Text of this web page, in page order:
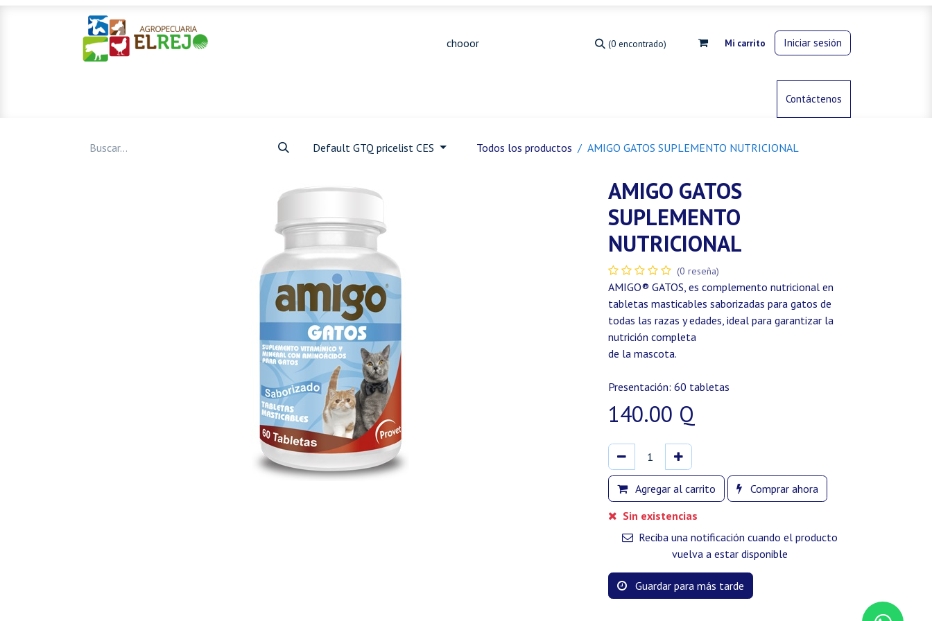
(0 encontrado) Mi carrito Iniciar sesión
Control de animalesContáctenos
Default GTQ pricelist CES Todos los productos AMIGO GATOS SUPLEMENTO NUTRICIONAL
AMIGO GATOS
SUPLEMENTO
NUTRICIONAL
(0 reseña)
AMIGO® GATOS, es complemento nutricional en
tabletas masticables saborizadas para gatos de
todas las razas y edades, ideal para garantizar la
nutrición completa
de la mascota.
Presentación: 60 tabletas
140.00 Q
Agregar al carrito
Comprar ahora
Sin existencias
Reciba una notificación cuando el producto
vuelva a estar disponible
Guardar para más tarde